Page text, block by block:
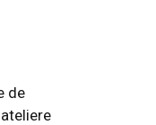
de